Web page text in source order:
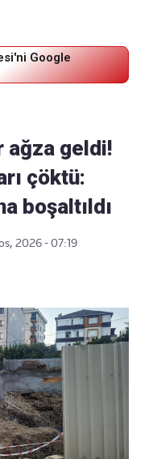
Google
ağza geldi!
çöktü:
boşaltıldı
2026 - 07:19